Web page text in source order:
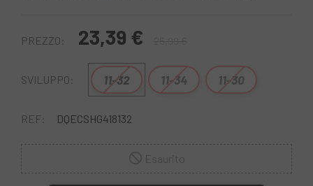
PREZZO: 23,39 €
SVILUPPO: 11-32 11-34 11-30
REF: DQECSHG418132